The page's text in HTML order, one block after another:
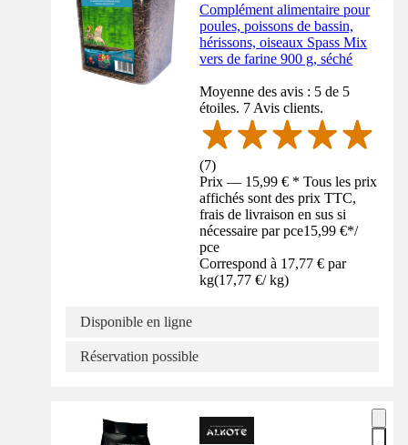
Complément alimentaire pour
poules, poissons de bassin,
hérissons, oiseaux Spass Mix
vers de farine 900 g, séché
Moyenne des avis : 5 de 5
étoiles. 7 Avis clients.
(7)
Prix — 15,99 € * Tous les prix
affichés sont des prix TTC,
frais de livraison en sus si
nécessaire par pce15,99 €*/
pce
Correspond à 17,77 € par
kg(17,77 €/ kg)
Disponible en ligne
Réservation possible